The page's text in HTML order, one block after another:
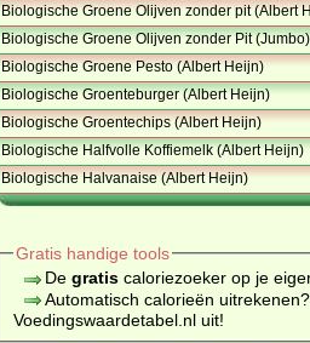
Biologische Groene Olijven zonder pit (Albert
Biologische Groene Olijven zonder Pit (Jumbo)
Biologische Groene Pesto (Albert Heijn)
Biologische Groenteburger (Albert Heijn)
Biologische Groentechips (Albert Heijn)
Biologische Halfvolle Koffiemelk (Albert Heijn)
Biologische Halvanaise (Albert Heijn)
Gratis handige tools
De gratiscaloriezoeker op je
Automatisch calorieën
Voedingswaardetabel.nl uit!